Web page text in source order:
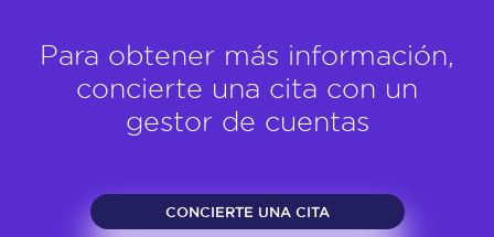
Para obtener más información,
concierte una cita con un
gestor de cuentas
CONCIERTE UNA CITA